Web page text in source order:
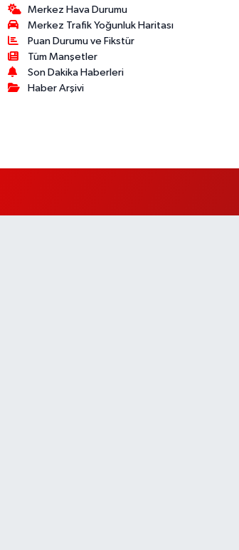
Merkez Hava Durumu
Merkez Trafik Yoğunluk Haritası
Puan Durumu ve Fikstür
Tüm Manşetler
Son Dakika Haberleri
Haber Arşivi